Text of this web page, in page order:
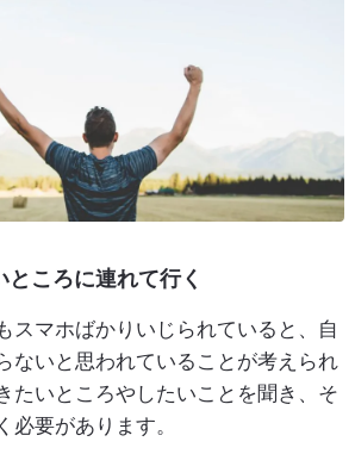
ころに連れて行く
スマホばかりいじられていると、自
ないと思われていることが考えられ
たいところやしたいことを聞き、そ
必要があります。